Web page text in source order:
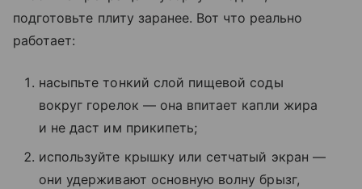
подготовьте плиту заранее. Вот что реально
работает:
насыпьте тонкий слой пищевой соды
вокруг горелок — она впитает капли жира
и не даст им прикипеть;
используйте крышку или сетчатый экран —
они удерживают основную волну брызг,